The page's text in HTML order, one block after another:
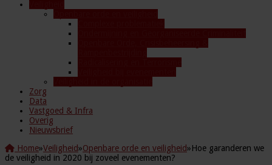
Zorg
Data
Vastgoed & Infra
Overig
Nieuwsbrief
Home»Veiligheid»Openbare orde en veiligheid»Hoe garanderen we
de veiligheid in 2020 bij zoveel evenementen?